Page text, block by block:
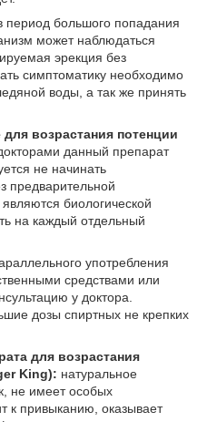
период большого попадания
может наблюдаться
эрекция без
симптоматику необходимо
воды, а так же принять
возрастания потенции
данный препарат
не начинать
предварительной
являются биологической
на каждый отдельный
употребления
средствами или
у доктора.
дозы спиртных не крепких
для возрастания
King): натуральное
не имеет особых
к привыканию, оказывает